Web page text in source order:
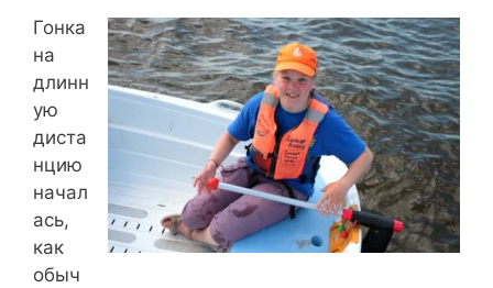
Гонка
на
длинн
ую
диста
нцию
начал
ась,
как
обыч